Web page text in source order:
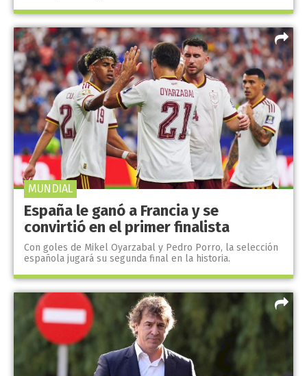
España le ganó a Francia y se
convirtió en el primer finalista
Con goles de Mikel Oyarzabal y Pedro Porro, la selección
española jugará su segunda final en la historia.
MUNDIAL